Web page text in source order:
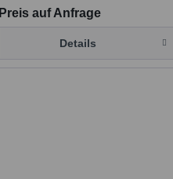
Preis auf Anfrage
Details